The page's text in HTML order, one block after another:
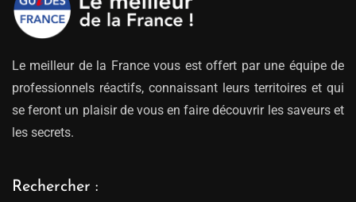
Le meilleur de la France vous est offert par une équipe de
professionnels réactifs, connaissant leurs territoires et qui
se feront un plaisir de vous en faire découvrir les saveurs et
les secrets.
Rechercher :